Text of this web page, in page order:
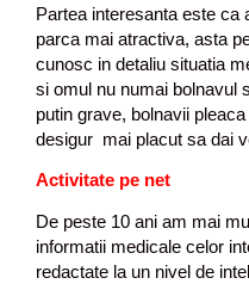
Partea interesanta este ca
parca mai atractiva, asta
cunosc in detaliu situatia
si omul nu numai bolnavul
putin grave, bolnavii
desigur mai placut sa dai
Activitate pe net
De peste 10 ani am mai
informatii medicale celor
redactate la un nivel de